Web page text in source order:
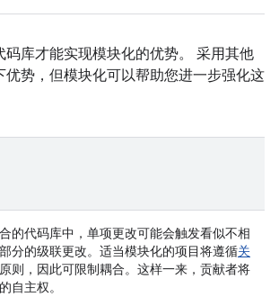
码库才能实现模块化的优势。 采用其他
优势，但模块化可以帮助您进一步强化这
的代码库中，单项更改可能会触发看似不相
分的级联更改。适当模块化的项目将遵循关
原则，因此可限制耦合。这样一来，贡献者将
自主权。